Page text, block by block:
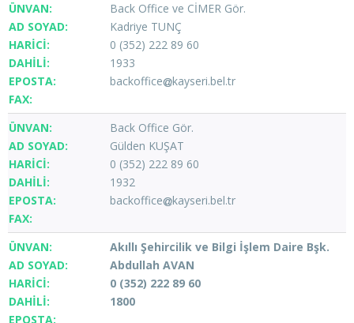
Back Office ve CİMER Gör.
Kadriye TUNÇ
0 (352) 222 89 60
1933
backoffice
kayseri.bel.tr
Back Office Gör.
Gülden KUŞAT
0 (352) 222 89 60
1932
backoffice
kayseri.bel.tr
Akıllı Şehircilik ve Bilgi İşlem Daire Bşk.
Abdullah AVAN
0 (352) 222 89 60
1800